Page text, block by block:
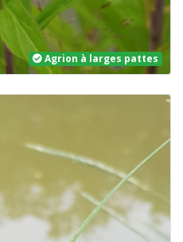
Agrion à larges pattes